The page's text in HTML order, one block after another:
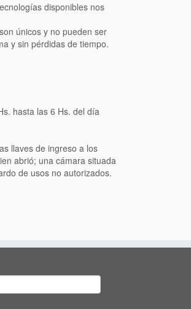
disponibles nos
únicos y no pueden ser
y sin pérdidas de tiempo.
hasta las 6 Hs. del día
llaves de ingreso a los
abrió; una cámara situada
de usos no autorizados.